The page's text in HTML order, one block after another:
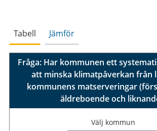
Tabell Jämför
Fråga: Har kommunen ett
att minska klimatpåverkan från
kommunens matserveringar
äldreboende och
Välj kommun